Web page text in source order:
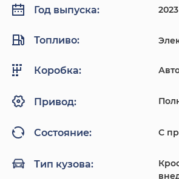
Год выпуска: 2023
Топливо:
Коробка:
Привод:
Состояние: С
Тип кузова: